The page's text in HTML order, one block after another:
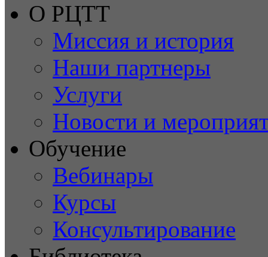
О РЦТТ
Миссия и история
Наши партнеры
Услуги
Новости и
Обучение
Вебинары
Курсы
Консультирование